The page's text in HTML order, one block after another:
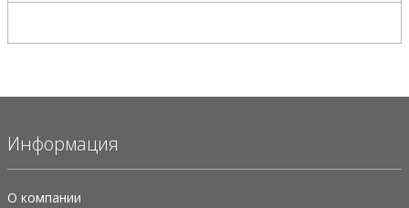
Информация
О компании